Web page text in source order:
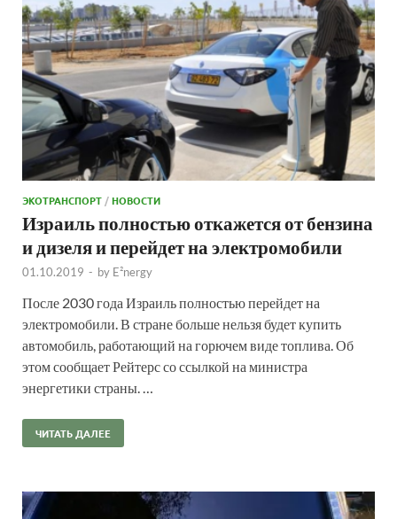
ЭКОТРАНСПОРТ /НОВОСТИ
Израиль полностью откажется от бензина
и дизеля и перейдет на электромобили
01.10.2019 - by E²nergy
После 2030 года Израиль полностью перейдет на
электромобили. В стране больше нельзя будет купить
автомобиль, работающий на горючем виде топлива. Об
этом сообщает Рейтерс со ссылкой на министра
энергетики страны. …
ЧИТАТЬ ДАЛЕЕ